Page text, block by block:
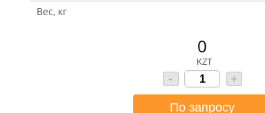
Вес, кг
0
KZT
- +